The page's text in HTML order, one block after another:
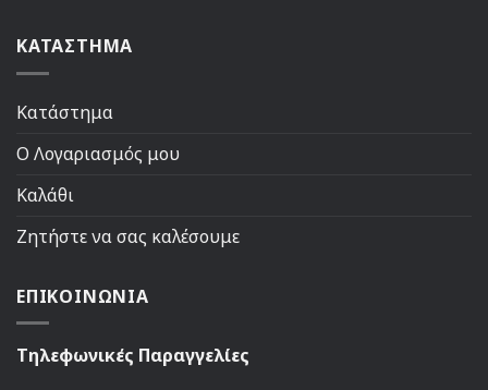
ΚΑΤΑΣΤΗΜΑ
Κατάστημα
Ο Λογαριασμός μου
Καλάθι
Ζητήστε να σας καλέσουμε
ΕΠΙΚΟΙΝΩΝΙΑ
Τηλεφωνικές Παραγγελίες